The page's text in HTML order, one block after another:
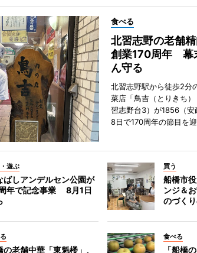
食べる
北習志野の老舗
創業170周年 幕
ん守る
北習志野駅から徒歩2分
菜店「鳥吉（とりきち
習志野台3）が1856（
8日で170周年の節目を迎
遊ぶ
ばしアンデルセン公園が
年で記念事業 8月1日
買う
船橋市
ンジ＆
のづく
の老舗中華「東魁楼」、
食べる
「船橋